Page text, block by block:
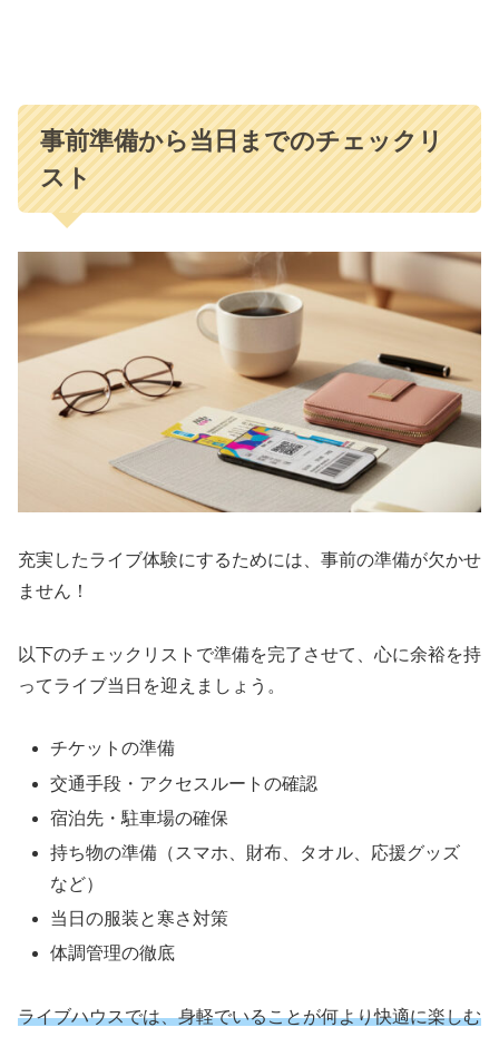
事前準備から当日までのチェックリ
スト
充実したライブ体験にするためには、事前の準備が欠かせ
ません！
以下のチェックリストで準備を完了させて、心に余裕を持
ってライブ当日を迎えましょう。
チケットの準備
交通手段・アクセスルートの確認
宿泊先・駐車場の確保
持ち物の準備（スマホ、財布、タオル、応援グッズ
など）
当日の服装と寒さ対策
体調管理の徹底
ライブハウスでは、身軽でいることが何より快適に楽しむ